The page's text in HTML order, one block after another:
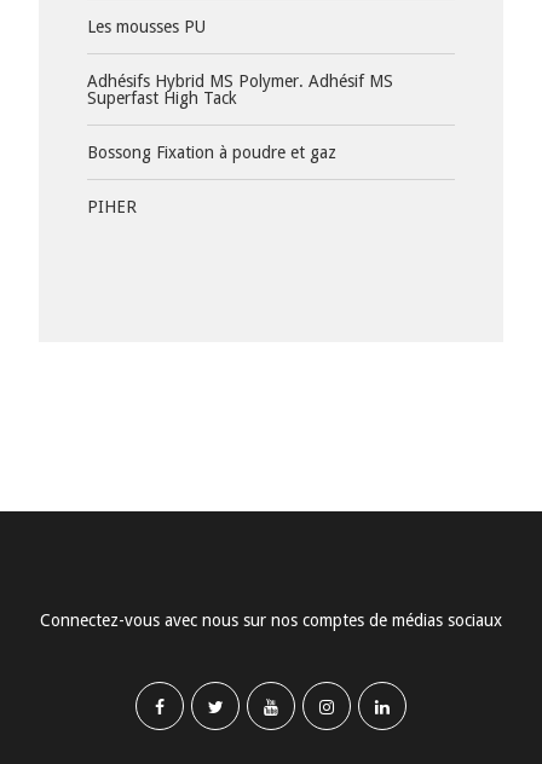
Les mousses PU
Adhésifs Hybrid MS Polymer. Adhésif MS
Superfast High Tack
Bossong Fixation à poudre et gaz
PIHER
Connectez-vous avec nous sur nos comptes de médias sociaux